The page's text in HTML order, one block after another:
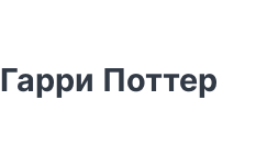
Гарри Поттер